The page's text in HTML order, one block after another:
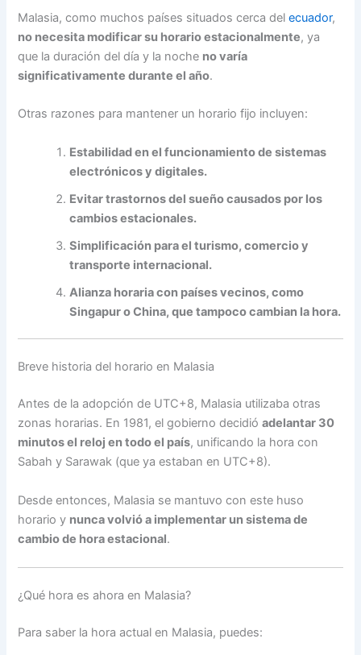
Malasia, como muchos países situados cerca delecuador,
no necesita modificar su horario estacionalmente, ya
que la duración del día y la noche no varía
significativamente durante el año.
Otras razones para mantener un horario fijo incluyen:
Estabilidad en el funcionamiento de sistemas
electrónicos y digitales.
Evitar trastornos del sueño causados por los
cambios estacionales.
Simplificación para el turismo, comercio y
transporte internacional.
Alianza horaria con países vecinos, como
Singapur o China, que tampoco cambian la hora.
Breve historia del horario en Malasia
Antes de la adopción de UTC+8, Malasia utilizaba otras
zonas horarias. En 1981, el gobierno decidióadelantar 30
minutos el reloj en todo el país, unificando la hora con
Sabah y Sarawak (que ya estaban en UTC+8).
Desde entonces, Malasia se mantuvo con este huso
horario y nunca volvió a implementar un sistema de
cambio de hora estacional.
¿Qué hora es ahora en Malasia?
Para saber la hora actual en Malasia, puedes: